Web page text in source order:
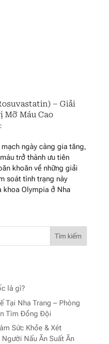
– Giải
Mỡ Máu Cao
ngày càng gia tăng,
trở thành ưu tiên
khoăn về những giải
soát tình trạng này
khoa Olympia ở Nha
Tìm kiếm
là gì?
Tại Nha Trang – Phòng
Tìm Đồng Đội
Sức Khỏe & Xét
Nấu Ăn Suất Ăn